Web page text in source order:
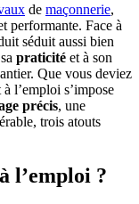
de maçonnerie,
performante. Face à
séduit aussi bien
praticité et à son
Que vous deviez
l’emploi s’impose
précis, une
trois atouts
l’emploi ?